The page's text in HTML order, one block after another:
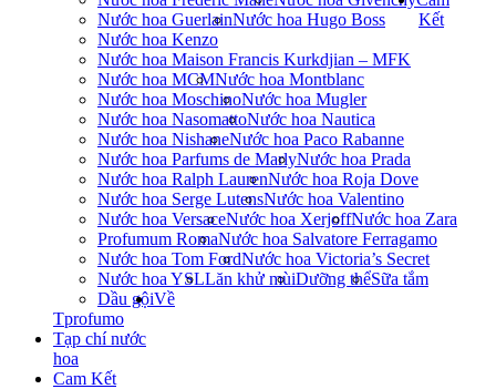
Nước hoa GuerlainNước hoa Hugo Boss
Nước hoa Kenzo
Nước hoa Maison Francis Kurkdjian – MFK
Nước hoa MCMNước hoa Montblanc
Nước hoa MoschinoNước hoa Mugler
Nước hoa NasomattoNước hoa Nautica
Nước hoa NishaneNước hoa Paco Rabanne
Nước hoa Parfums de MarlyNước hoa Prada
Nước hoa Ralph LaurenNước hoa Roja Dove
Nước hoa Serge LutensNước hoa Valentino
Nước hoa VersaceNước hoa XerjoffNước hoa Zara
Profumum RomaNước hoa Salvatore Ferragamo
Nước hoa Tom FordNước hoa Victoria’s Secret
Nước hoa YSLLăn khử mùiDưỡng thểSữa tắm
Dầu gội
Kết
Về
Tprofumo
Tạp chí nước
hoa
Cam Kết